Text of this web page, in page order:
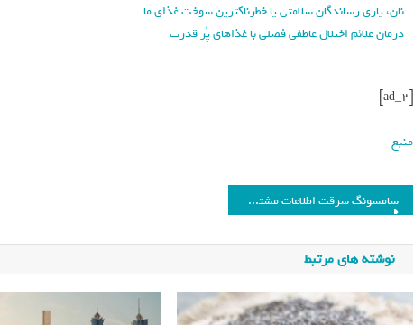
نان، یاری رساندگان سلامتی یا خطرناکترین سوخت غذای ما
درمان علائم اختلال عاطفی فصلی با غذاهای پُر قدرت
[ad_2]
منبع
سامسونگ سرقت اطلاعات مشتریان فروشگاه مستقر در بریتانیا خود را تایید کرد
نوشته های مرتبط